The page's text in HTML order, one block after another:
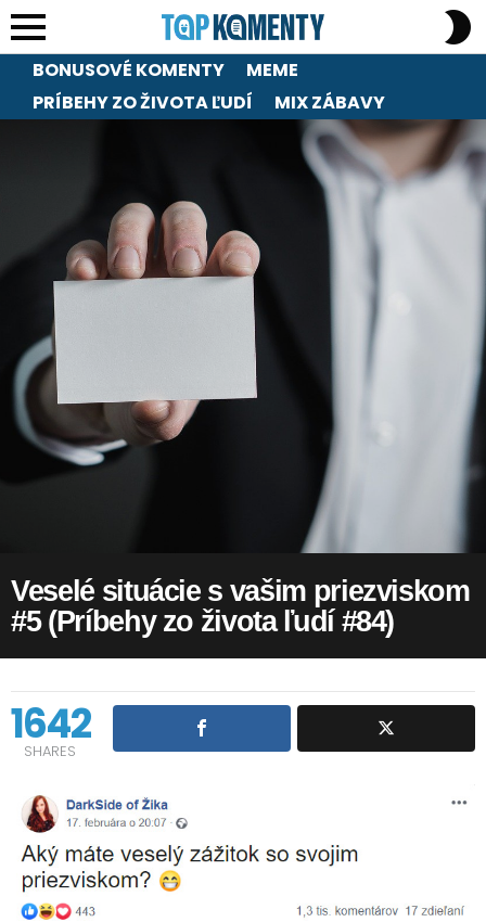
Menu
BONUSOVÉ KOMENTY
MEME
PRÍBEHY ZO ŽIVOTA ĽUDÍ
MIX ZÁBAVY
Veselé situácie s vašim priezviskom
#5 (Príbehy zo života ľudí #84)
1642
SHARES